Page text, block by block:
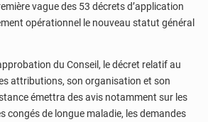
vague des 53 décrets d’application
opérationnel le nouveau statut général
du Conseil, le décret relatif au
attributions, son organisation et son
émettra des avis notamment sur les
congés de longue maladie, les demandes